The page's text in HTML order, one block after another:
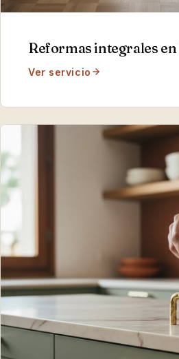
Reformas integrales en
Ver servicio